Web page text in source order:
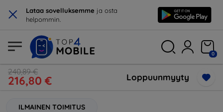
× Lataa sovelluksemme ja osta
helpommin.
0
240,89 €
216,80 € Loppuunmyyty
ILMAINEN TOIMITUS